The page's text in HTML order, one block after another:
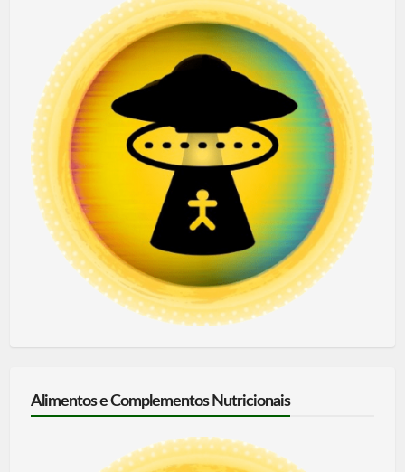
Alimentos e Complementos Nutricionais